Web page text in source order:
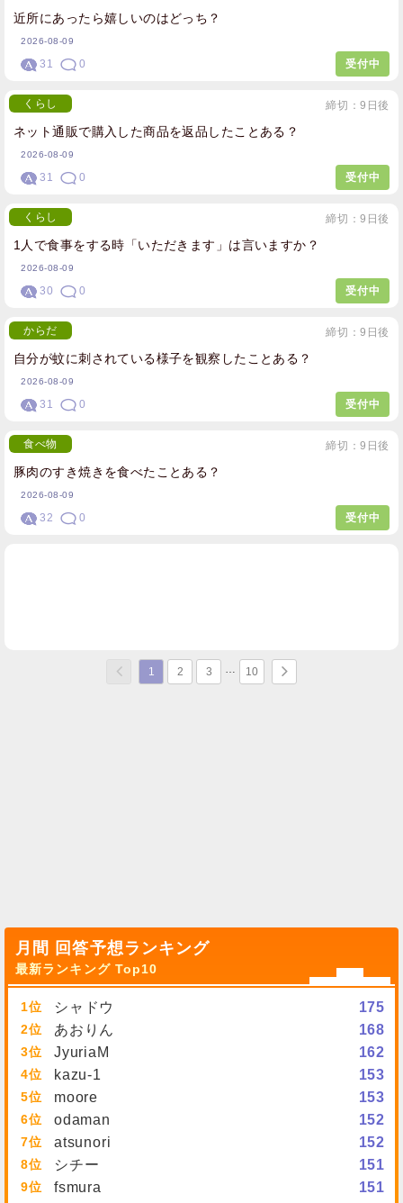
近所にあったら嬉しいのはどっち？
2026-08-09
31 0 受付中
ネット通販で購入した商品を返品したことある？
締切：9日後
くらし
2026-08-09
31 0 受付中
1人で食事をする時「いただきます」は言いますか？
締切：9日後
くらし
2026-08-09
30 0 受付中
自分が蚊に刺されている様子を観察したことある？
締切：9日後
からだ
2026-08-09
31 0 受付中
豚肉のすき焼きを食べたことある？
締切：9日後
食べ物
2026-08-09
32 0 受付中
1 2 3 10
月間 回答予想ランキング
最新ランキング Top10
1 シャドウ 175
2 あおりん 168
3 JyuriaM 162
4 kazu-1 153
5 moore 153
6 odaman 152
7 atsunori 152
8 シチー 151
9 fsmura 151